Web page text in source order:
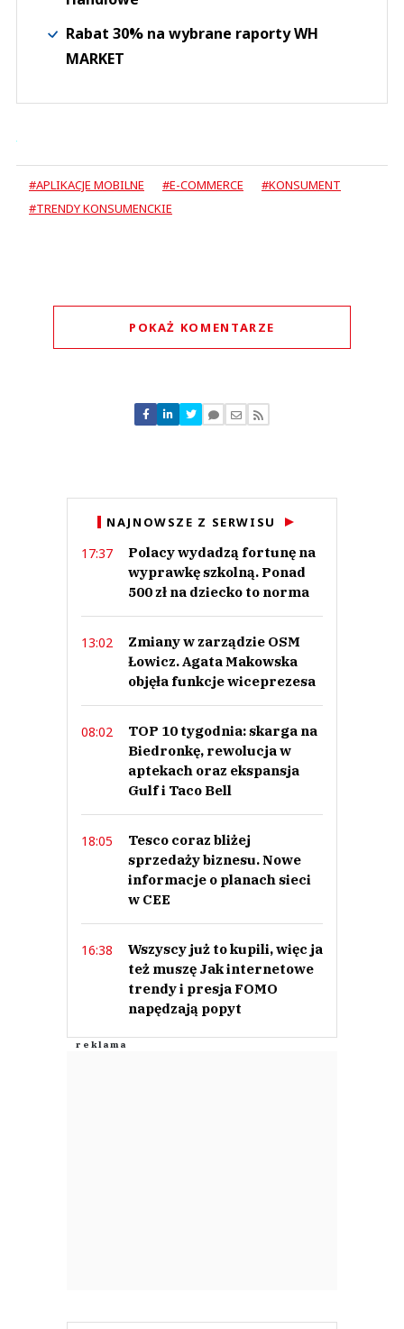
Rabat 30% na wybrane raporty WH
MARKET
#APLIKACJE MOBILNE #E-COMMERCE
#KONSUMENT
#TRENDY KONSUMENCKIE
POKAŻ KOMENTARZE
Nie znaleziono komentarzy
Zostaw swoje komentarze
NAJNOWSZE Z SERWISU
17:37
Polacy wydadzą fortunę na
wyprawkę szkolną. Ponad
500 zł na dziecko to norma
13:02
Zmiany w zarządzie OSM
Łowicz. Agata Makowska
objęła funkcje wiceprezesa
08:02
TOP 10 tygodnia: skarga na
Biedronkę, rewolucja w
aptekach oraz ekspansja
Gulf i Taco Bell
18:05
Tesco coraz bliżej
sprzedaży biznesu. Nowe
informacje o planach sieci
w CEE
16:38
Wszyscy już to kupili, więc ja
też muszę Jak internetowe
trendy i presja FOMO
napędzają popyt